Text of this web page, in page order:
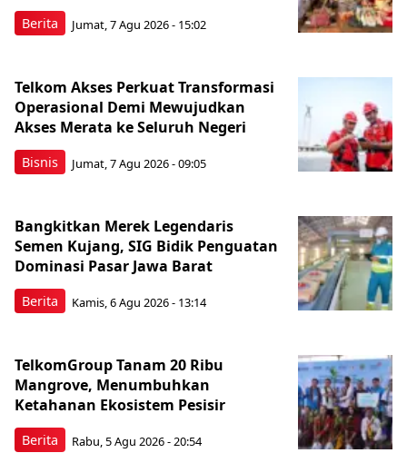
Berita Jumat, 7 Agu 2026 - 15:02
Bisnis
Telkom Akses Perkuat Transformasi
Operasional Demi Mewujudkan
Akses Merata ke Seluruh Negeri
Jumat, 7 Agu 2026 - 09:05
Berita
Bangkitkan Merek Legendaris
Semen Kujang, SIG Bidik Penguatan
Dominasi Pasar Jawa Barat
Kamis, 6 Agu 2026 - 13:14
Berita
TelkomGroup Tanam 20 Ribu
Mangrove, Menumbuhkan
Ketahanan Ekosistem Pesisir
Rabu, 5 Agu 2026 - 20:54